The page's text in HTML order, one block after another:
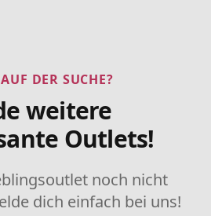
DER SUCHE?
weitere
Outlets!
noch nicht
dich einfach bei uns!